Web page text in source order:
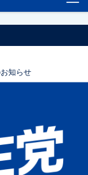
お知らせ